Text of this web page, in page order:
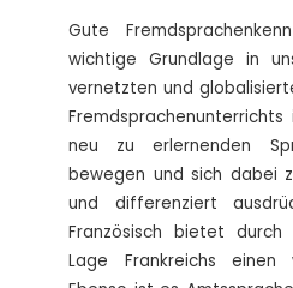
Gute
wichtige Grundlage in
vernetzten und
neu zu erlernenden
bewegen und sich dabei
und differenziert
Französisch bietet
Lage Frankreichs einen